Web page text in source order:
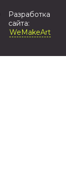
Разработка
сайта:
WeMakeArt